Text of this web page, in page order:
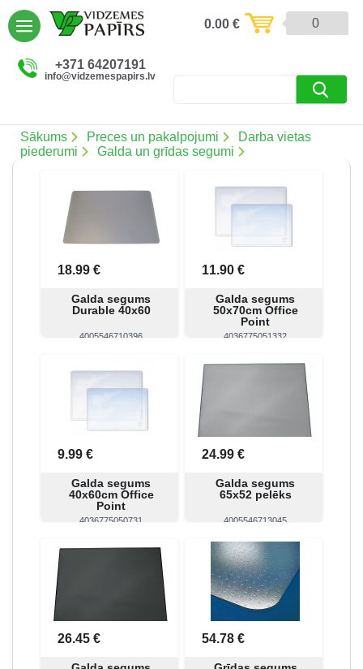
+371 64207191
info@vidzemespapirs.lv
0
0.00€
Sākums Preces un pakalpojumi
Darba vietas
piederumi
Galda un grīdas segumi
18.99 €
Galda segums
Durable 40x60
4005546710396
11.90 €
Galda segums
50x70cm Office
Point
4036775051332
Pirkt
9.99 €
Galda segums
40x60cm Office
Point
4036775050731
Skatīt Pirkt
24.99 €
Galda segums
65x52 pelēks
4005546713045
Skatīt Pirkt
26.45 € 54.78 €
AIZVĒRT
Atlaides (12)
Reģistrēties